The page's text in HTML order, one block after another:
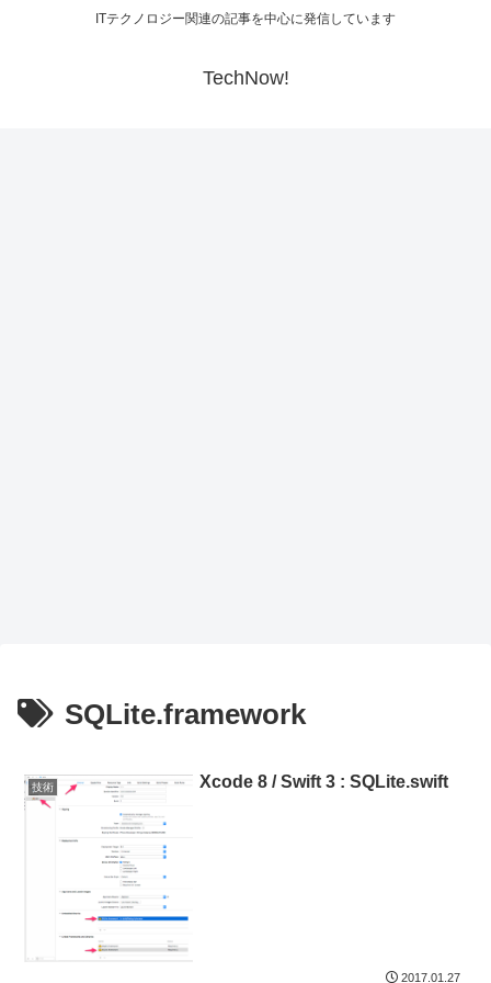
ITテクノロジー関連の記事を中心に発信しています
TechNow!
SQLite.framework
技術 Xcode 8 / Swift 3 : SQLite.swift
2017.01.27